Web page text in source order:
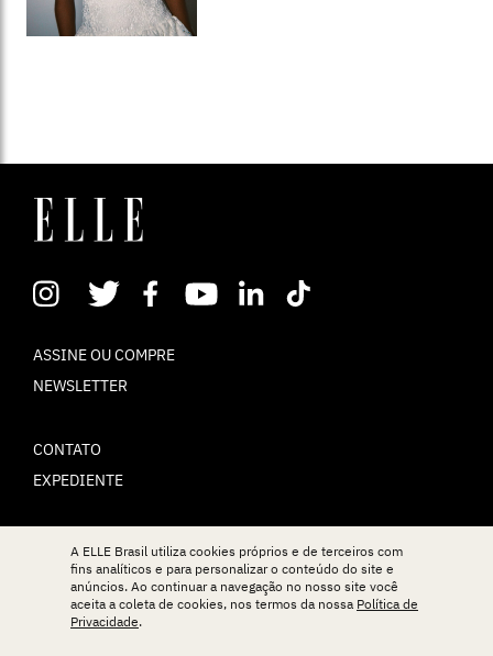
ASSINE OU COMPRE
NEWSLETTER
CONTATO
EXPEDIENTE
POLÍTICA DE PRIVACIDADE
TERMOS DE USO
A ELLE Brasil utiliza cookies próprios e de terceiros com
fins analíticos e para personalizar o conteúdo do site e
anúncios. Ao continuar a navegação no nosso site você
aceita a coleta de cookies, nos termos da nossa Política de
Privacidade.